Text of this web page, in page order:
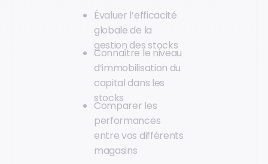
Évaluer l’efficacité
globale de la
gestion des stocks
Connaître le niveau
d’immobilisation du
capital dans les
stocks
Comparer les
performances
entre vos différents
magasins